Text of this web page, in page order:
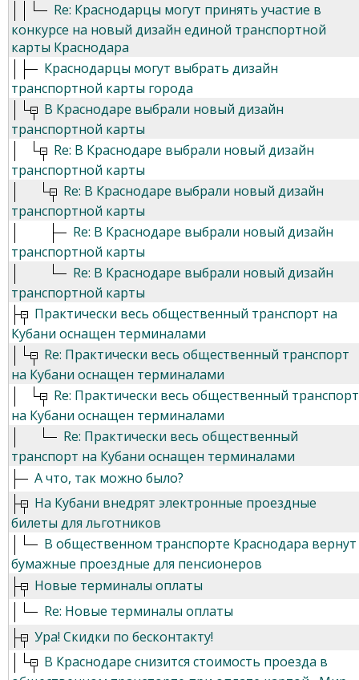
Re: Краснодарцы могут принять участие в
конкурсе на новый дизайн единой транспортной
карты Краснодара
Краснодарцы могут выбрать дизайн
транспортной карты города
В Краснодаре выбрали новый дизайн
транспортной карты
Re: В Краснодаре выбрали новый дизайн
транспортной карты
Re: В Краснодаре выбрали новый дизайн
транспортной карты
Re: В Краснодаре выбрали новый дизайн
транспортной карты
Re: В Краснодаре выбрали новый дизайн
транспортной карты
Практически весь общественный транспорт на
Кубани оснащен терминалами
Re: Практически весь общественный транспорт
на Кубани оснащен терминалами
Re: Практически весь общественный транспорт
на Кубани оснащен терминалами
Re: Практически весь общественный
транспорт на Кубани оснащен терминалами
А что, так можно было?
На Кубани внедрят электронные проездные
билеты для льготников
В общественном транспорте Краснодара вернут
бумажные проездные для пенсионеров
Новые терминалы оплаты
Re: Новые терминалы оплаты
Ура! Скидки по бесконтакту!
В Краснодаре снизится стоимость проезда в